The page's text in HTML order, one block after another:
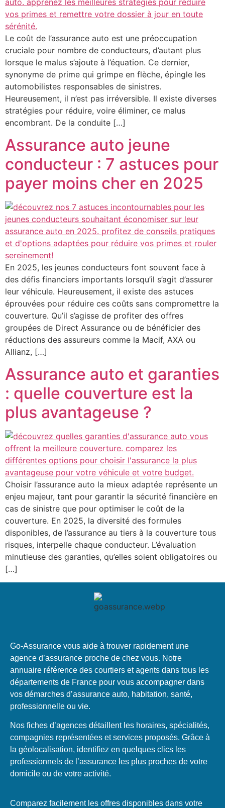
Le coût de l’assurance auto est une préoccupation
cruciale pour nombre de conducteurs, d’autant plus
lorsque le malus s’ajoute à l’équation. Ce dernier,
synonyme de prime qui grimpe en flèche, épingle les
automobilistes responsables de sinistres.
Heureusement, il n’est pas irréversible. Il existe diverses
stratégies pour réduire, voire éliminer, ce malus
encombrant. De la conduite […]
Assurance auto jeune
conducteur : 7 astuces pour
payer moins cher en 2025
En 2025, les jeunes conducteurs font souvent face à
des défis financiers importants lorsqu’il s’agit d’assurer
leur véhicule. Heureusement, il existe des astuces
éprouvées pour réduire ces coûts sans compromettre la
couverture. Qu’il s’agisse de profiter des offres
groupées de Direct Assurance ou de bénéficier des
réductions des assureurs comme la Macif, AXA ou
Allianz, […]
Assurance auto et garanties
: quelle couverture est la
plus avantageuse ?
Choisir l’assurance auto la mieux adaptée représente un
enjeu majeur, tant pour garantir la sécurité financière en
cas de sinistre que pour optimiser le coût de la
couverture. En 2025, la diversité des formules
disponibles, de l’assurance au tiers à la couverture tous
risques, interpelle chaque conducteur. L’évaluation
minutieuse des garanties, qu’elles soient obligatoires ou
[…]
Go-Assurance vous aide à trouver rapidement une
agence d’assurance proche de chez vous. Notre
annuaire référence des courtiers et agents dans tous les
départements de France pour vous accompagner dans
vos démarches d’assurance auto, habitation, santé,
professionnelle ou vie.
Nos fiches d’agences détaillent les horaires, spécialités,
compagnies représentées et services proposés. Grâce à
la géolocalisation, identifiez en quelques clics les
professionnels de l’assurance les plus proches de votre
domicile ou de votre activité.
Comparez facilement les offres disponibles dans votre